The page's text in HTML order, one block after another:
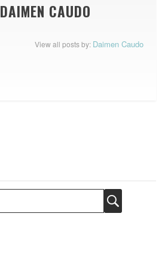
DAIMEN CAUDO
View all posts by: Daimen Caudo